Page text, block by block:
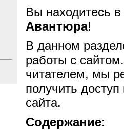
Вы находитесь
Авантюра!
В данном
работы с
читателем, мы
получить
сайта.
Содержание: